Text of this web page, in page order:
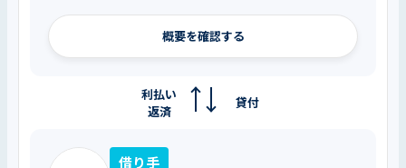
概要を確認する
貸付
利払い
返済
借り手